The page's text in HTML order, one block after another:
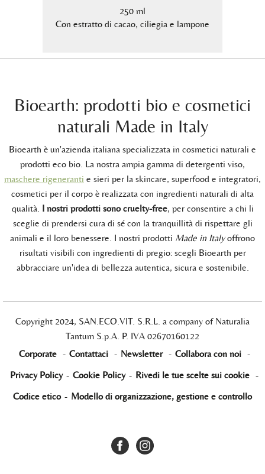
250 ml
Con estratto di cacao, ciliegia e lampone
Bioearth: prodotti bio e cosmetici
naturali Made in Italy
Bioearth è un'azienda italiana specializzata in cosmetici naturali e
prodotti eco bio. La nostra ampia gamma di detergenti viso,
maschere rigeneranti e sieri per la skincare, superfood e integratori,
cosmetici per il corpo è realizzata con ingredienti naturali di alta
qualità. I nostri prodotti sono cruelty-free, per consentire a chi li
sceglie di prendersi cura di sé con la tranquillità di rispettare gli
animali e il loro benessere. I nostri prodotti Made in Italyoffrono
risultati visibili con ingredienti di pregio: scegli Bioearth per
abbracciare un'idea di bellezza autentica, sicura e sostenibile.
Copyright 2024, SAN.ECO.VIT. S.R.L. a company of Naturalia
Tantum S.p.A. P. IVA 02670160122
Corporate - Contattaci - Newsletter - Collabora con noi -
Privacy Policy - Cookie Policy - Rivedi le tue scelte sui cookie -
Codice etico - Modello di organizzazione, gestione e controllo